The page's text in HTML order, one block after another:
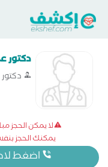
دكتور
لا يمكن الحجز
يمكنك الحجز
اضغط